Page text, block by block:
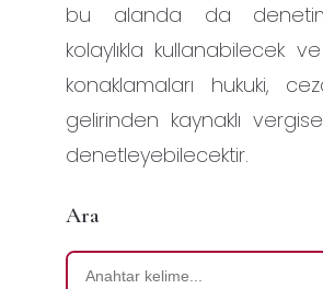
bu alanda da
kolaylıkla kullanabilecek
konaklamaları hukuki,
gelirinden kaynaklı
denetleyebilecektir.
Ara